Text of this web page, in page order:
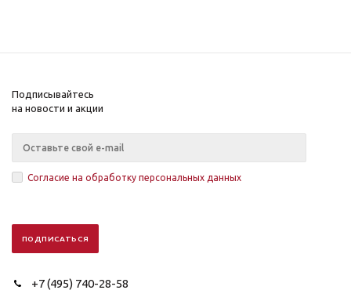
Подписывайтесь
на новости и акции
Согласие на обработку персональных данных
+7 (495) 740-28-58